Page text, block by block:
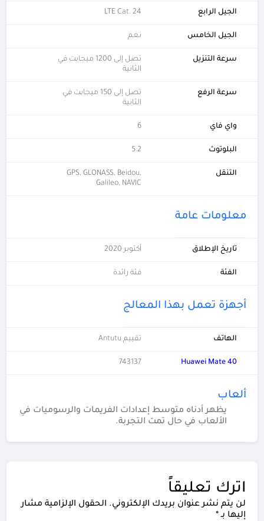
الجيل الرابع LTE Cat. 24
الجيل الخامس نعم
سرعة التنزيل
تصل إلى 1200 ميجابت في
الثانية
سرعة الرفع
تصل إلى 150 ميجابت في
الثانية
واي فاي 6
البلوتوث 5.2
التنقل
GPS, GLONASS, Beidou,
Galileo, NAVIC
معلومات عامة
تاريخ الإطلاق أكتوبر 2020
الفئة فئة رائدة
أجهزة تعمل بهذا المعالج
الهاتف تقييم Antutu
Huawei Mate 40
743137
ألعاب
يظهر أدناه متوسط إعدادات الفريمات والرسوميات في
الألعاب في حال تمت التجربة.
اترك تعليقاً
لن يتم نشر عنوان بريدك الإلكتروني. الحقول الإلزامية مشار
إليها بـ*